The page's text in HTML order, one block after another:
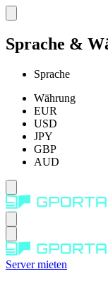
Sprache &
Sprache
Währung
EUR
USD
JPY
GBP
AUD
Server mieten